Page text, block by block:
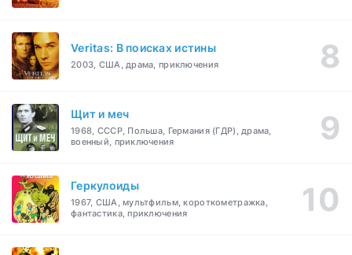
Veritas: В поисках истины
2003, США, драма, приключения
Щит и меч
1968, СССР, Польша, Германия (ГДР), драма,
военный, приключения
Геркулоиды
1967, США, мультфильм, короткометражка,
фантастика, приключения